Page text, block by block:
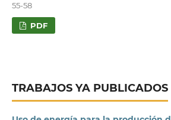
55-58
PDF
TRABAJOS YA PUBLICADOS